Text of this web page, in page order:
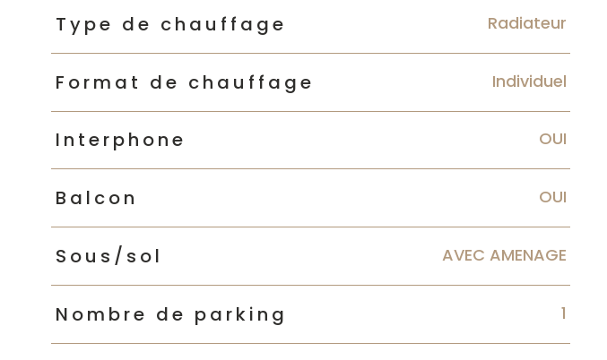
Type de chauffage Radiateur
Format de chauffage Individuel
Interphone OUI
Balcon OUI
Sous/sol AVEC AMENAGE
Nombre de parking 1